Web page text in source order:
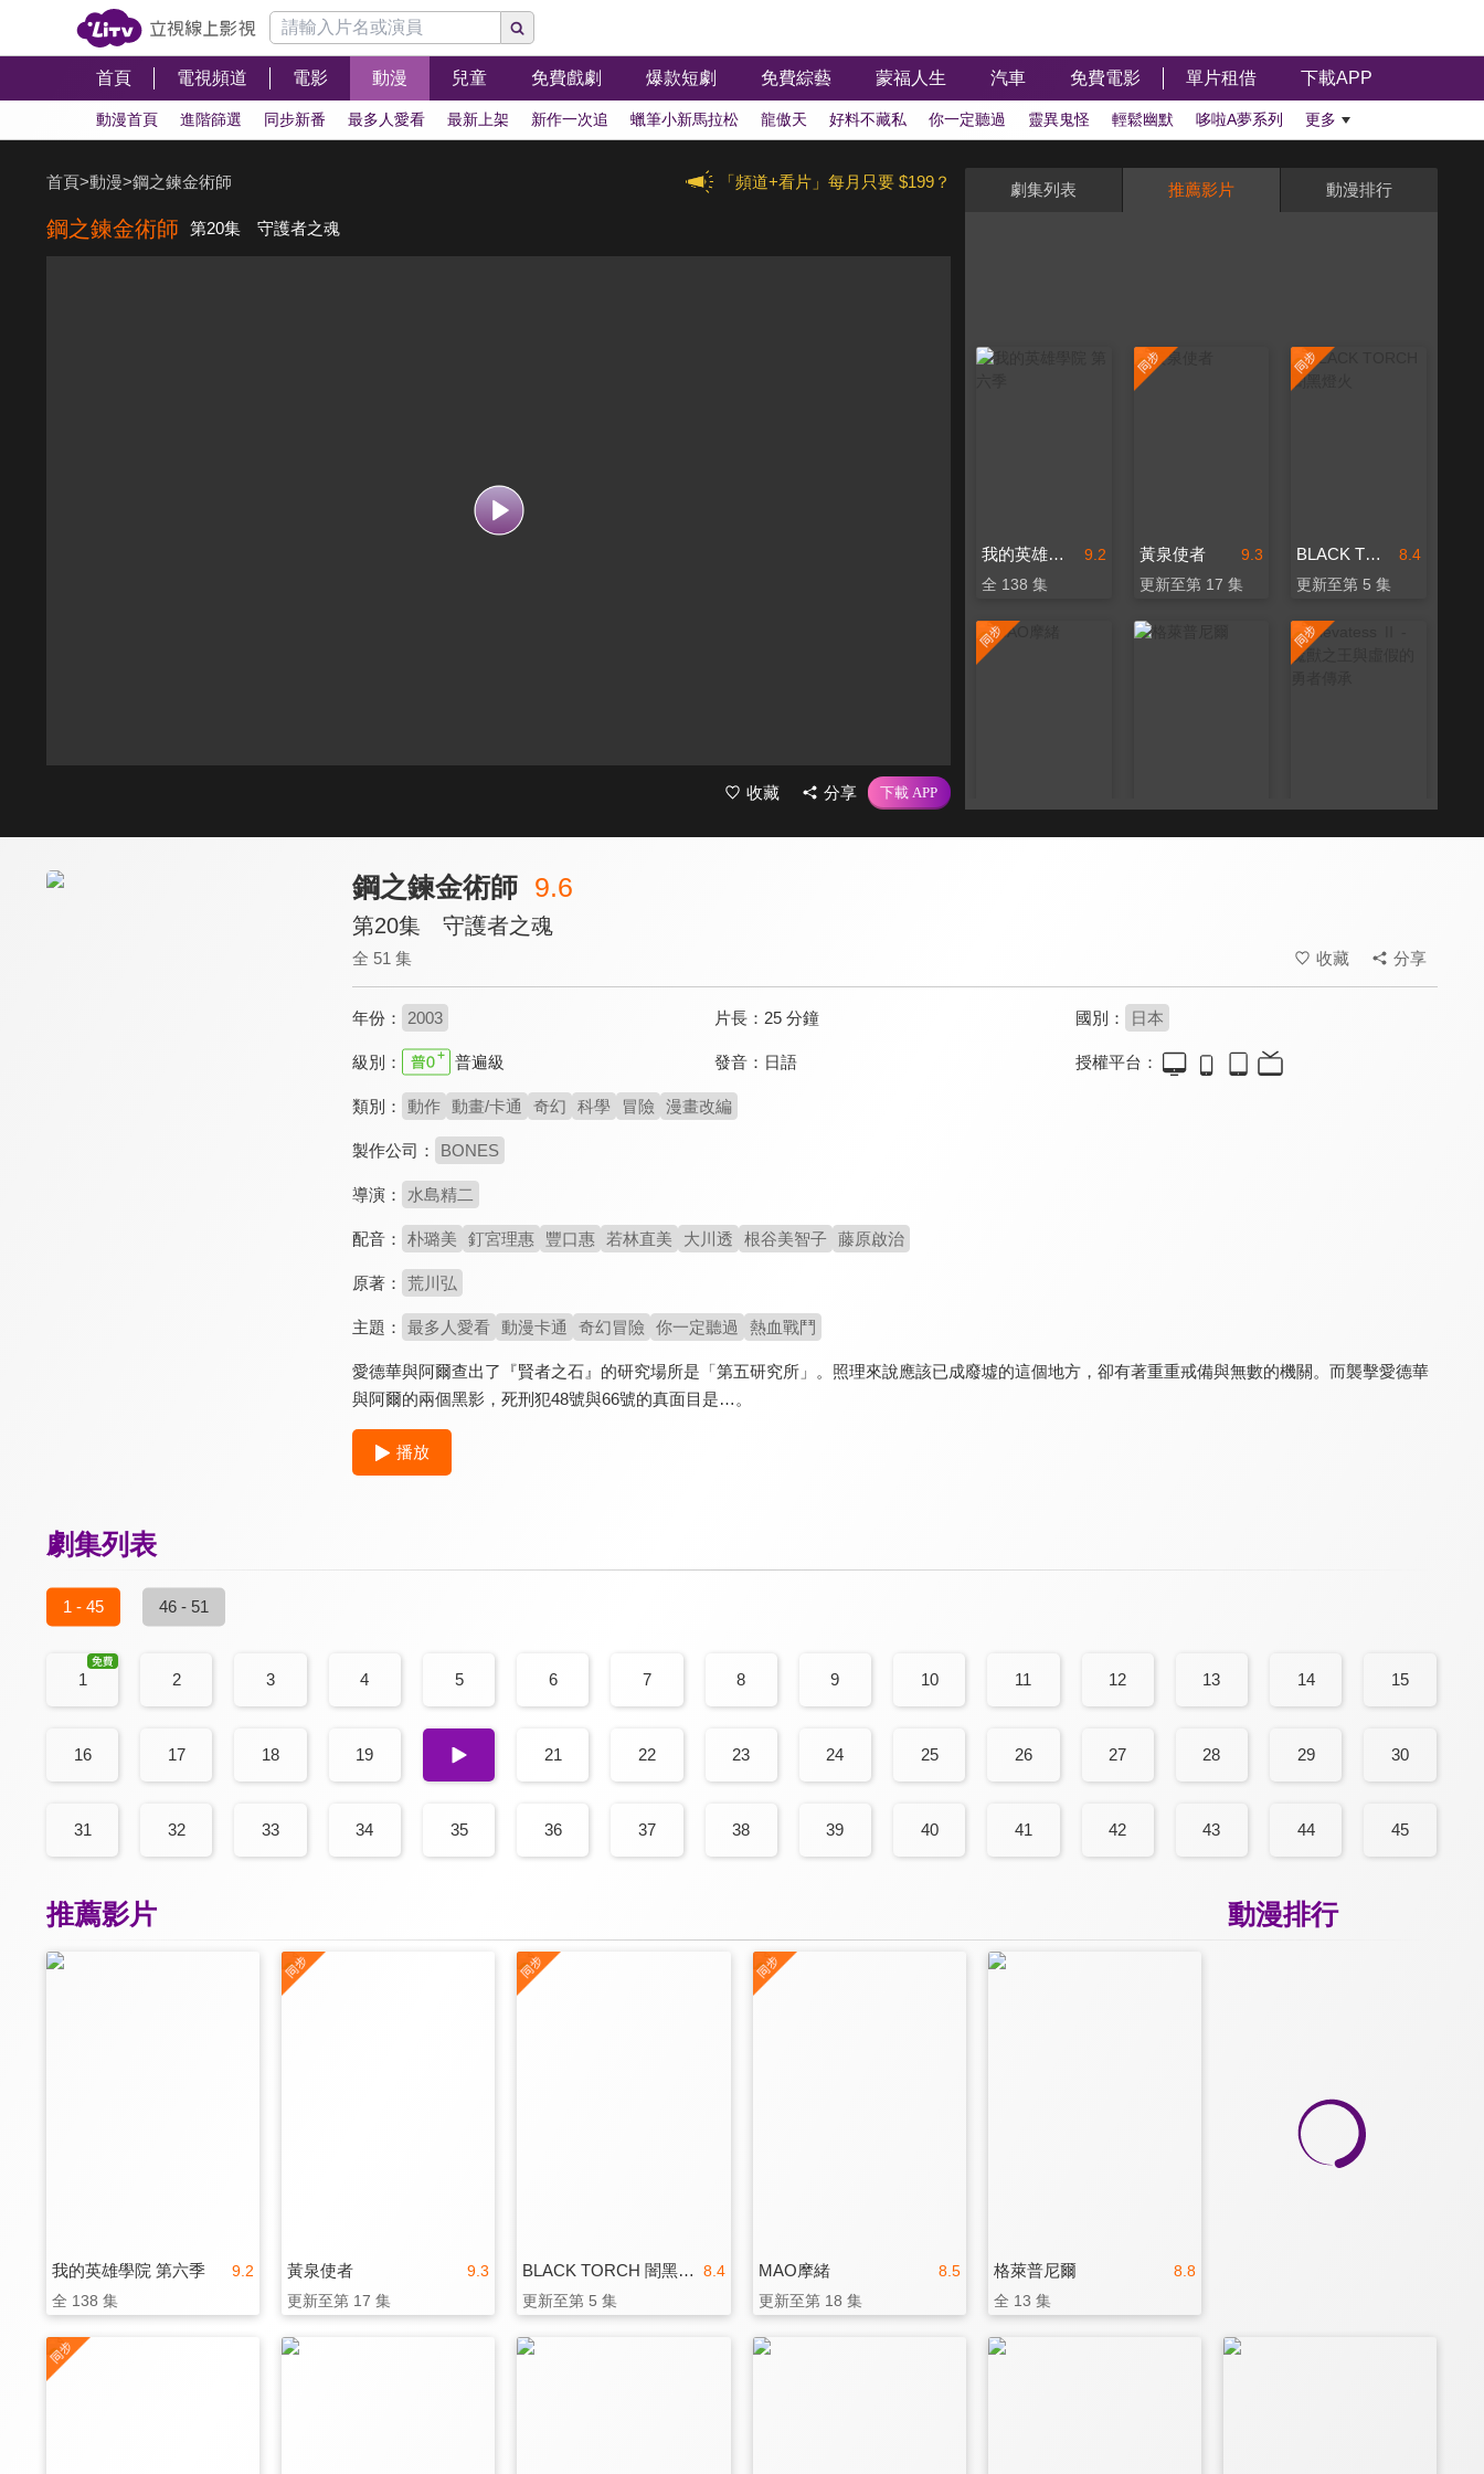
首頁 電視頻道 電影 動漫 兒童 免費戲劇 爆款短劇 免費綜藝 蒙福人生 汽車 免費電影 單片租借 下載APP
動漫首頁 進階篩選 同步新番 最多人愛看 最新上架 新作一次追 蠟筆小新馬拉松 龍傲天 好料不藏私 你一定聽過 靈異鬼怪 輕鬆幽默 哆啦A夢系列 更多
「頻道+看片」每月只要 $199？
首頁>動漫>鋼之鍊金術師
鋼之鍊金術師 第20集 守護者之魂
收藏 分享
劇集列表 推薦影片 動漫排行
9.2
我的英雄學院 第六季
全 138 集
9.3
黃泉使者
更新至第 17 集
8.4
BLACK TORCH 闇黑燈火
更新至第 5 集
8.0
戰國妖狐 9.8
我的英雄學院 FINAL SEASON 8.5
魔導少年(中文版)
鋼之鍊金術師 9.6
第20集 守護者之魂
全 51 集 收藏 分享
年份： 2003 片長： 25 分鐘 國別： 日本
級別： 普遍級 發音： 日語 授權平台：
類別： 動作 動畫/卡通 奇幻 科學 冒險 漫畫改編
製作公司： BONES
導演： 水島精二
配音： 朴璐美 釘宮理惠 豐口惠 若林直美 大川透 根谷美智子 藤原啟治
原著： 荒川弘
主題： 最多人愛看 動漫卡通 奇幻冒險 你一定聽過 熱血戰鬥
愛德華與阿爾查出了『賢者之石』的研究場所是「第五研究所」。照理來說應該已成廢墟的這個地方，卻有著重重戒備與無數的機關。而襲擊愛德華
與阿爾的兩個黑影，死刑犯48號與66號的真面目是…。
播放
劇集列表
1 - 45 46 - 51
1 2 3 4 5 6 7 8 9 10 11 12 13 14 15
16 17 18 19 20 21 22 23 24 25 26 27 28 29 30
31 32 33 34 35 36 37 38 39 40 41 42 43 44 45
動漫排行
推薦影片
9.2
我的英雄學院 第六季
全 138 集
9.3
黃泉使者
更新至第 17 集
8.4
BLACK TORCH 闇黑燈火
更新至第 5 集
8.5
MAO摩緒
更新至第 18 集
8.8
格萊普尼爾
全 13 集